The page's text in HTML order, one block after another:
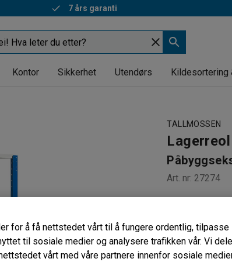
7 års garanti
Kontor Sikkerhet Utendørs Kildesortering
TALLMOSSEN
Lagerreol
Art. nr: 27274
Seks
Dybde (mm)
for å få nettstedet vårt til å fungere ordentlig, tilpasse
til sosiale medier og analysere trafikken vår. Vi
vårt med våre partnere innenfor sosiale